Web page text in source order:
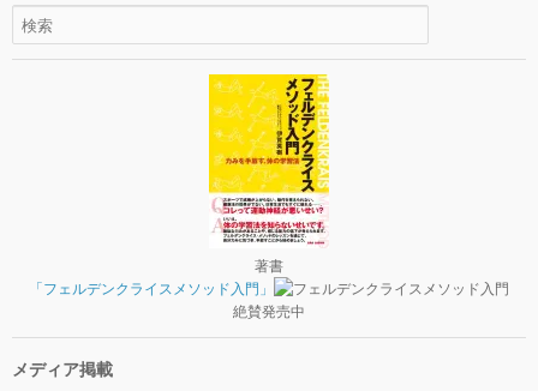
著書
「フェルデンクライスメソッド入門」
絶賛発売中
メディア掲載